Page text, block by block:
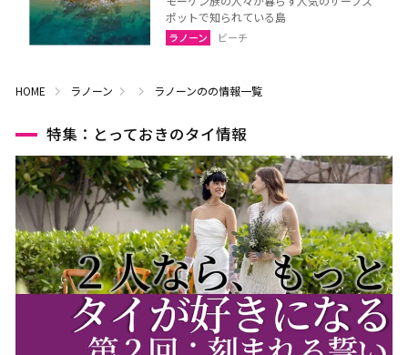
ポットで知られている島
ラノーン ビーチ
HOME ラノーン ラノーンのの情報一覧
特集：とっておきのタイ情報